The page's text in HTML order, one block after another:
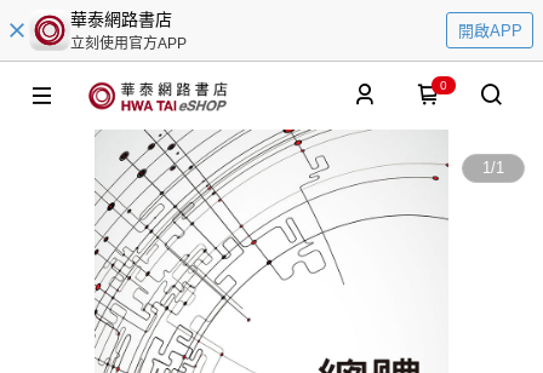
華泰網路書店
立刻使用官方APP
開啟APP
0
1/1